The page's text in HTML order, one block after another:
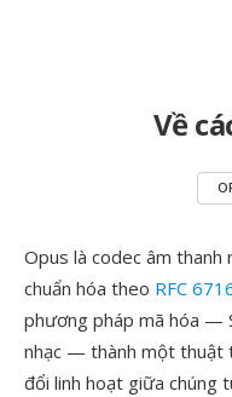
Về
Opus là codec âm thanh
chuẩn hóa theo RFC
phương pháp mã hóa —
nhạc — thành một thuật
đổi linh hoạt giữa chúng